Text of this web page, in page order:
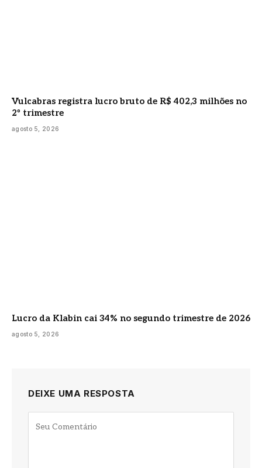
Vulcabras registra lucro bruto de R$ 402,3 milhões no
2º trimestre
agosto 5, 2026
Lucro da Klabin cai 34% no segundo trimestre de 2026
agosto 5, 2026
DEIXE UMA RESPOSTA